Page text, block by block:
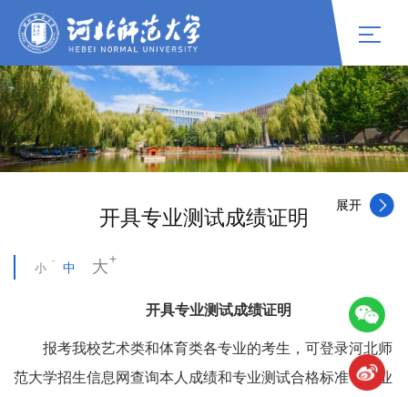
开具专业测试成绩证明
小 中 大
开具专业测试成绩证明
报考我校艺术类和体育类各专业的考生，可登录河北师
范大学招生信息网查询本人成绩和专业测试合格标准，专业